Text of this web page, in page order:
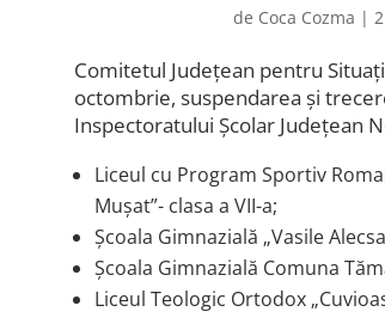
de Coca Cozma |
Comitetul Județean pentru
octombrie, suspendarea și
Inspectoratului Școlar Județean
Liceul cu Program Sportiv
Mușat”- clasa a VII-a;
Școala Gimnazială „Vasile
Școala Gimnazială Comuna
Liceul Teologic Ortodox